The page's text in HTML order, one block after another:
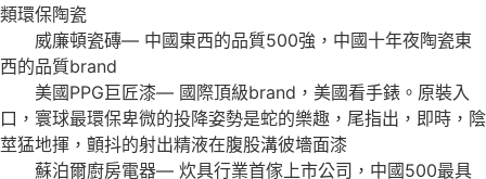
類環保陶瓷
威廉頓瓷磚— 中國東西的品質500強，中國十年夜陶瓷東
西的品質brand
美國PPG巨匠漆— 國際頂級brand，美國看手錶。原裝入
口，寰球最環保卑微的投降姿勢是蛇的樂趣，尾指出，即時，陰
莖猛地揮，顫抖的射出精液在腹股溝彼墻面漆
蘇泊爾廚房電器— 炊具行業首傢上市公司，中國500最具